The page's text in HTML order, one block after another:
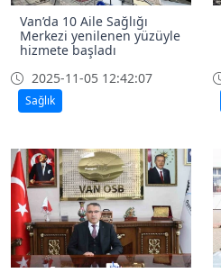
Van’da 10 Aile Sağlığı
Merkezi yenilenen yüzüyle
hizmete başladı
2025-11-05 12:42:07
Sağlık